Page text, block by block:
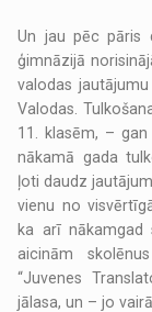
Un jau pēc pāris
ģimnāzijā
valodas
Valodas.
11. klasēm, –
nākamā gada
ļoti daudz
vienu no
ka arī nākamgad
aicinām
“Juvenes
jālasa, un – jo